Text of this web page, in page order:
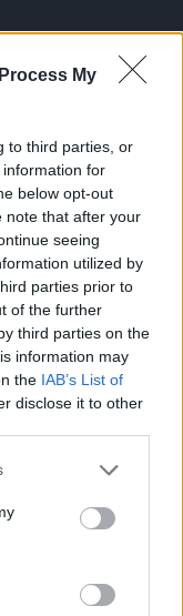
My
to third parties, or
for
below opt-out
note that after your
seeing
utilized by
parties prior to
of the further
third parties on the
information may
the IAB’s List of
disclose it to other
or more Google
You may click to
party tags to
in below Google